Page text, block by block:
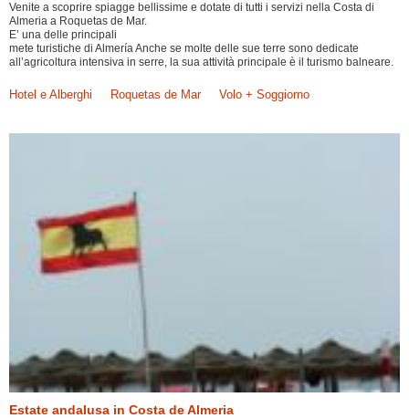
Venite a scoprire spiagge bellissime e dotate di tutti i servizi nella Costa di
Almeria a Roquetas de Mar.
E’ una delle principali
mete turistiche di Almería Anche se molte delle sue terre sono dedicate
all’agricoltura intensiva in serre, la sua attività principale è il turismo balneare.
Hotel e Alberghi Roquetas de Mar Volo + Soggiorno
Estate andalusa in Costa de Almeria